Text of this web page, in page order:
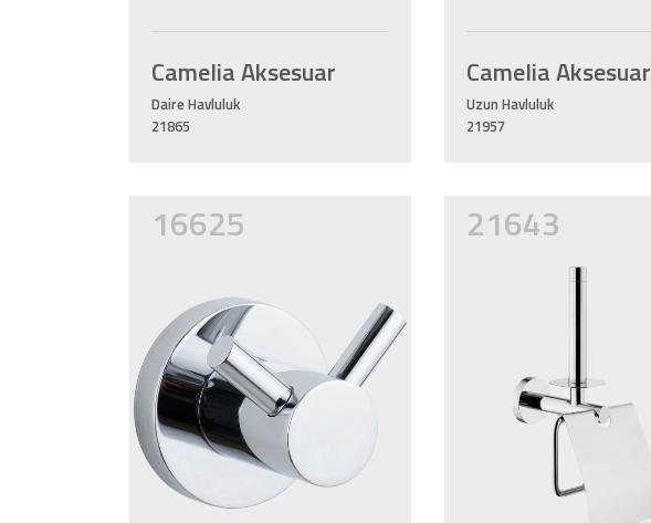
Camelia Aksesuar
Daire Havluluk
21865
Camelia Aksesuar
Uzun Havluluk
21957
16625 21643